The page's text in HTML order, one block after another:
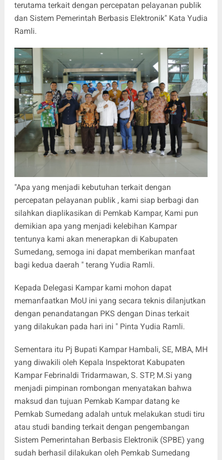
terutama terkait dengan percepatan pelayanan publik
dan Sistem Pemerintah Berbasis Elektronik" Kata Yudia
Ramli.
"Apa yang menjadi kebutuhan terkait dengan
percepatan pelayanan publik , kami siap berbagi dan
silahkan diaplikasikan di Pemkab Kampar, Kami pun
demikian apa yang menjadi kelebihan Kampar
tentunya kami akan menerapkan di Kabupaten
Sumedang, semoga ini dapat memberikan manfaat
bagi kedua daerah " terang Yudia Ramli.
Kepada Delegasi Kampar kami mohon dapat
memanfaatkan MoU ini yang secara teknis dilanjutkan
dengan penandatangan PKS dengan Dinas terkait
yang dilakukan pada hari ini " Pinta Yudia Ramli.
Sementara itu Pj Bupati Kampar Hambali, SE, MBA, MH
yang diwakili oleh Kepala Inspektorat Kabupaten
Kampar Febrinaldi Tridarmawan, S. STP, M.Si yang
menjadi pimpinan rombongan menyatakan bahwa
maksud dan tujuan Pemkab Kampar datang ke
Pemkab Sumedang adalah untuk melakukan studi tiru
atau studi banding terkait dengan pengembangan
Sistem Pemerintahan Berbasis Elektronik (SPBE) yang
sudah berhasil dilakukan oleh Pemkab Sumedang